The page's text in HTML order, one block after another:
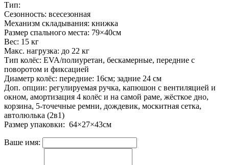
Тип:
Сезонность: всесезонная
Механизм складывания: книжка
Размер спального места: 79×40см
Вес: 15 кг
Макс. нагрузка: до 22 кг
Тип колёс: EVA/полиуретан, бескамерные, передние с
поворотом и фиксацией
Диаметр колёс: передние: 16см; задние 24 см
Доп. опции: регулируемая ручка, капюшон с вентиляцией и
окном, амортизация 4 колёс и на самой раме, жёсткое дно,
корзина, 5‑точечные ремни, дождевик, москитная сетка,
автолюлька (2в1)
Размер упаковки: 64×27×43см
Ваше имя: